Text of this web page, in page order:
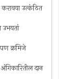
उत्कंठित
उभयतां
क्रमिजे
दान